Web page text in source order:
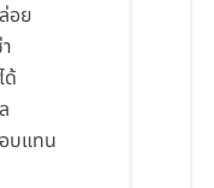
อย
ด้
บแทน